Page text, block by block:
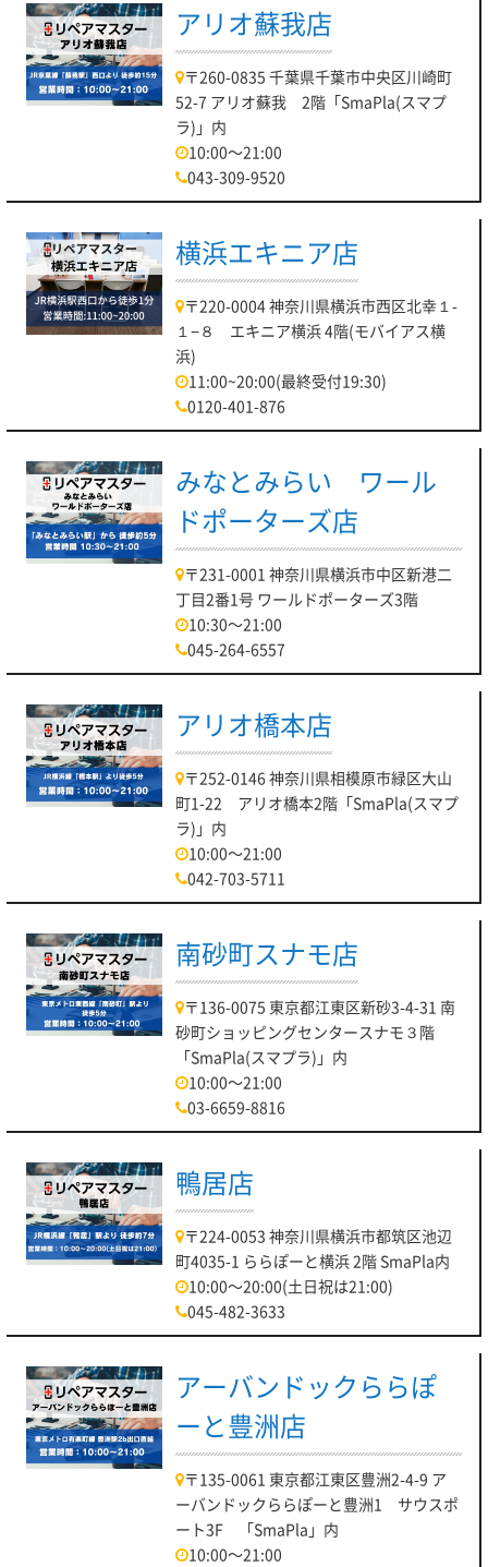
アリオ蘇我店
〒260-0835 千葉県千葉市中央区川崎町
52-7 アリオ蘇我 2階「SmaPla(スマプ
ラ)」内
10:00～21:00
043-309-9520
横浜エキニア店
〒220-0004 神奈川県横浜市西区北幸１-
１−８ エキニア横浜 4階(モバイアス横
浜)
11:00~20:00(最終受付19:30)
0120-401-876
みなとみらい ワール
ドポーターズ店
〒231-0001 神奈川県横浜市中区新港二
丁目2番1号 ワールドポーターズ3階
10:30～21:00
045-264-6557
アリオ橋本店
〒252-0146 神奈川県相模原市緑区大山
町1-22 アリオ橋本2階「SmaPla(スマプ
ラ)」内
10:00～21:00
042-703-5711
南砂町スナモ店
〒136-0075 東京都江東区新砂3-4-31 南
砂町ショッピングセンタースナモ３階
「SmaPla(スマプラ)」内
10:00～21:00
03-6659-8816
鴨居店
〒224-0053 神奈川県横浜市都筑区池辺
町4035-1 ららぽーと横浜 2階 SmaPla内
10:00～20:00(土日祝は21:00)
045-482-3633
アーバンドックららぽ
ーと豊洲店
〒135-0061 東京都江東区豊洲2-4-9 ア
ーバンドックららぽーと豊洲1 サウスポ
ート3F 「SmaPla」内
10:00～21:00